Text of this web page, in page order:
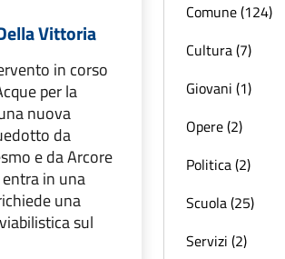
Vittoria
in corso
per la
nuova
da
e da Arcore
in una
una
sul
Comune (124)
Cultura (7)
Giovani (1)
Opere (2)
Politica (2)
Scuola (25)
Servizi (2)